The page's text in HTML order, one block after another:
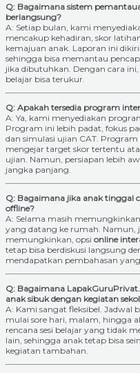
Q: Bagaimana sistem
berlangsung?
A: Setiap bulan, kami
mencakup kehadiran, skor
kemajuan anak. Laporan ini
sehingga bisa memantau
jika dibutuhkan. Dengan cara
belajar bisa terukur.
Q: Apakah tersedia program
A: Ya, kami menyediakan
Program ini lebih padat, fokus
dan simulasi ujian CAT.
mengejar target skor tertentu
ujian. Namun, persiapan lebih
jangka panjang.
Q: Bagaimana jika anak tinggal
offline?
A: Selama masih
yang datang ke rumah.
memungkinkan, opsi online
tetap bisa berdiskusi langsung
mendapatkan pembahasan
Q: Bagaimana
anak sibuk dengan kegiatan
A: Kami sangat fleksibel. Jadwal
mulai sore hari, malam, hingga
rencana sesi belajar yang tidak
lain, sehingga anak tetap bisa
kegiatan tambahan.